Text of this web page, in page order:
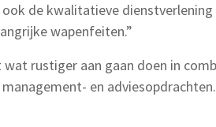
de kwalitatieve
wapenfeiten.”
wat rustiger aan gaan doen in
en adviesopdrachten.